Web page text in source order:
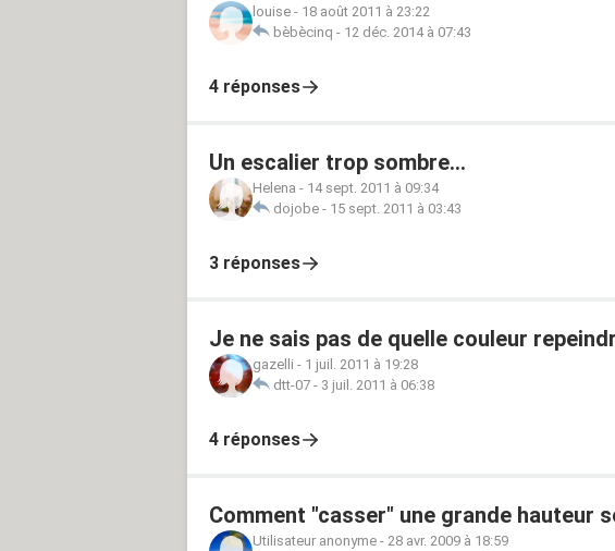
louise - 18 août 2011 à 23:22
bèbècinq - 12 déc. 2014 à 07:43
4 réponses
Un escalier trop sombre...
Helena - 14 sept. 2011 à 09:34
dojobe - 15 sept. 2011 à 03:43
3 réponses
Je ne sais pas de quelle couleur
gazelli - 1 juil. 2011 à 19:28
dtt-07 - 3 juil. 2011 à 06:38
4 réponses
Comment "casser" une grande hauteur
Utilisateur anonyme - 28 avr. 2009 à 18:59